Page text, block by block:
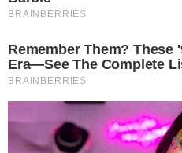
Cristina Napoleão, franqueada da